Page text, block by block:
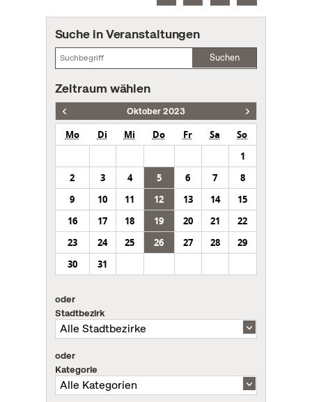
Suche in Veranstaltungen
Suchen
Zeitraum wählen
Oktober 2023
Mo Di Mi Do Fr Sa
So
1
2
3 4 5 6 7
8
9
10 11 12 13 14
15
16
17 18 19 20 21
22
23
24 25 26 27 28
29
30
31
oder
Stadtbezirk
oder
Kategorie